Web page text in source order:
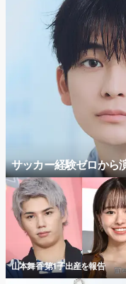
サッカー経験ゼロから
山本舞香 第1子出産を報告